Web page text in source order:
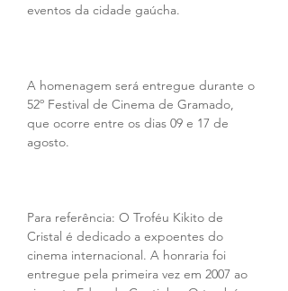
eventos da cidade gaúcha.
A homenagem será entregue durante o
52º Festival de Cinema de Gramado,
que ocorre entre os dias 09 e 17 de
agosto.
Para referência: O Troféu Kikito de
Cristal é dedicado a expoentes do
cinema internacional. A honraria foi
entregue pela primeira vez em 2007 ao